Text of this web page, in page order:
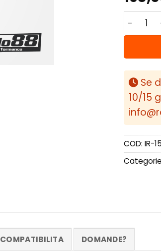
DO88
Se
10/15
COD: IR-
COMPATIBILITA DOMANDE?